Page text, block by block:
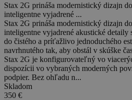
Stax 2G prináša modernistický dizajn
inteligentne vyjadrené ...
Stax 2G prináša modernistický dizajn
inteligentne vyjadrené akustické detaily
do čistého a príťažlivo jednoduchého
navrhnutého tak, aby obstál v skúške
Stax 2G je konfigurovateľný vo
dispozícii vo vybraných moderných
podpier. Bez ohľadu n...
Skladom
350 €